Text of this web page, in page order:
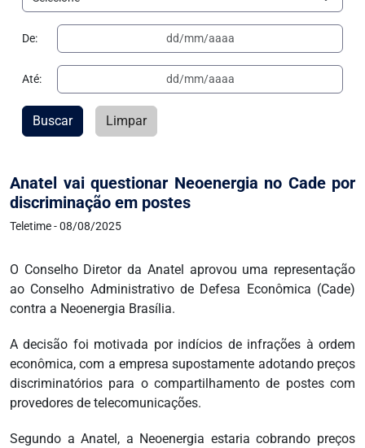
Anatel vai questionar Neoenergia no Cade por
discriminação em postes
Teletime - 08/08/2025
O Conselho Diretor da Anatel aprovou uma representação
ao Conselho Administrativo de Defesa Econômica (Cade)
contra a Neoenergia Brasília.
A decisão foi motivada por indícios de infrações à ordem
econômica, com a empresa supostamente adotando preços
discriminatórios para o compartilhamento de postes com
provedores de telecomunicações.
Segundo a Anatel, a Neoenergia estaria cobrando preços
De:
Até:
Buscar Limpar